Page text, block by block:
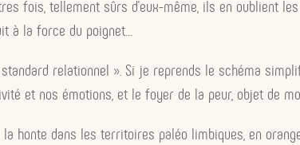
fois, tellement sûrs d’eux-même, ils en oublient
à la force du poignet…
relationnel ». Si je reprends le schéma
et nos émotions, et le foyer de la peur, objet de
honte dans les territoires paléo limbiques, en